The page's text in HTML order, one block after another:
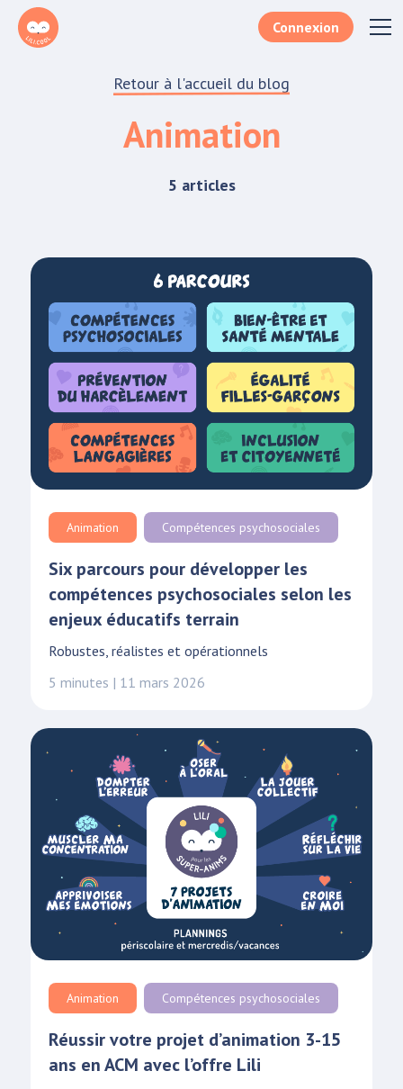
Connexion
Retour à l'accueil du blog
Animation
5 articles
Animation Compétences psychosociales
Six parcours pour développer les
compétences psychosociales selon les
enjeux éducatifs terrain
Robustes, réalistes et opérationnels
5 minutes | 11 mars 2026
Animation Compétences psychosociales
Réussir votre projet d’animation 3-15
ans en ACM avec l’offre Lili